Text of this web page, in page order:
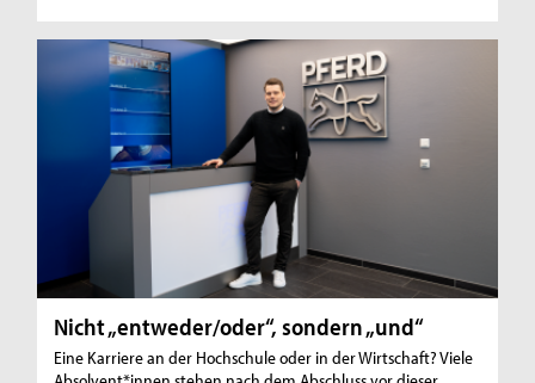
Nicht „entweder/oder“, sondern „und“
Eine Karriere an der Hochschule oder in der Wirtschaft? Viele